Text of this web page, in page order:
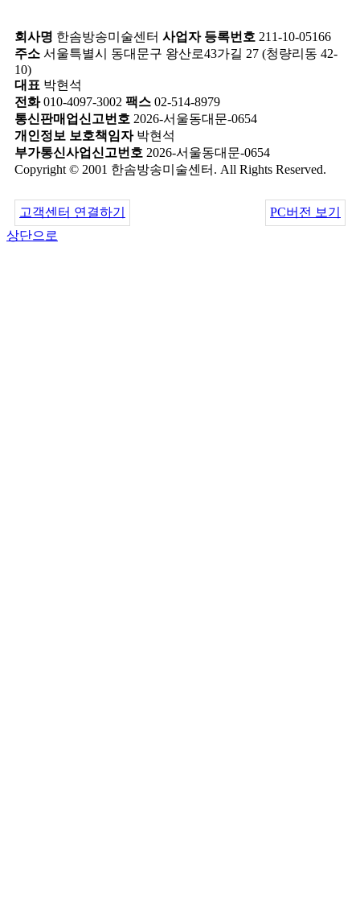
회사명 한솜방송미술센터 사업자 등록번호 211-10-05166
주소 서울특별시 동대문구 왕산로43가길 27 (청량리동 42-
10)
대표 박현석
전화010-4097-3002 팩스 02-514-8979
통신판매업신고번호 2026-서울동대문-0654
개인정보 보호책임자박현석
부가통신사업신고번호 2026-서울동대문-0654
Copyright © 2001 한솜방송미술센터. All Rights Reserved.
고객센터 연결하기
PC버전 보기
상단으로